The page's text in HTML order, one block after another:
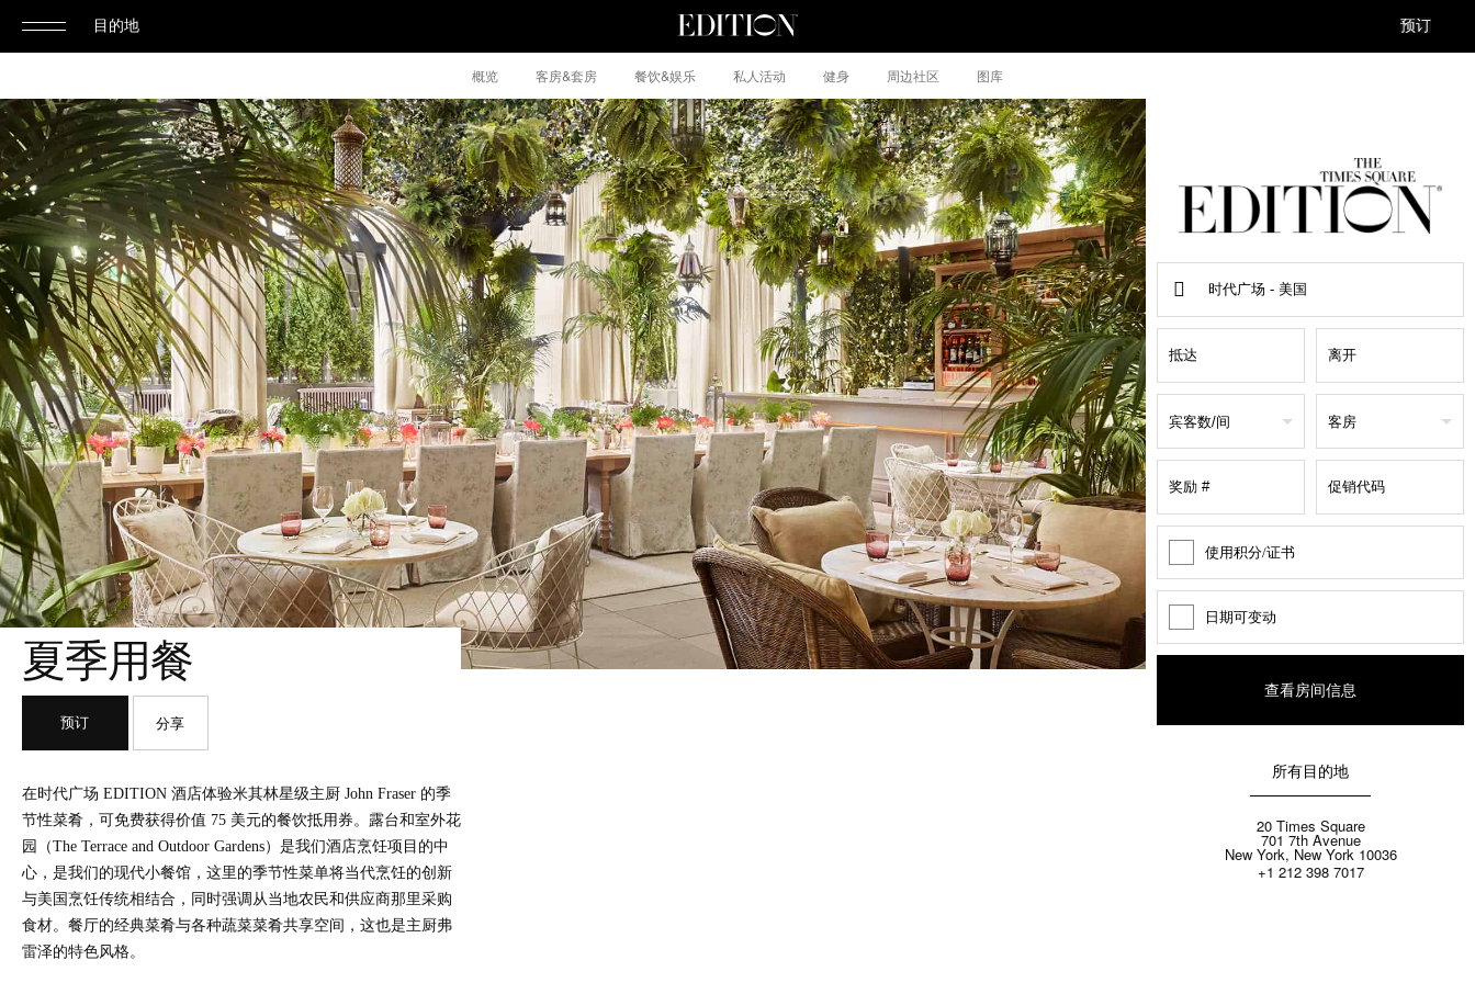
打
开
或
关
闭
导
航
目的地 预订
概览 客房&套房 餐饮&娱乐 私人活动 健身 周边社区 图库
地
点
宾客数/间 客房
积
分
使用积分/证书
变
日期可变动
所有目的地
20 Times Square
701 7th Avenue
New York, New York 10036
+1 212 398 7017
庆
套
房
夏季用餐
预订 分享
在时代广场 EDITION 酒店体验米其林星级主厨 John Fraser 的季
节性菜肴，可免费获得价值 75 美元的餐饮抵用券。露台和室外花
园（The Terrace and Outdoor Gardens）是我们酒店烹饪项目的中
心，是我们的现代小餐馆，这里的季节性菜单将当代烹饪的创新
与美国烹饪传统相结合，同时强调从当地农民和供应商那里采购
食材。餐厅的经典菜肴与各种蔬菜菜肴共享空间，这也是主厨弗
雷泽的特色风格。